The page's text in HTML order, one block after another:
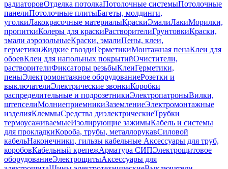
радиаторовОтделка потолкаПотолочные системыПотолочные
панелиПотолочные плитыБагеты, молдинги,
уголкиЛакокрасочные материалыКраскиЭмалиЛакиМорилки,
пропиткиКолеры для краскиРастворителиГрунтовкиКраски,
эмали аэрозольныеКраски, эмалиПены, клеи,
герметикиЖидкие гвоздиГерметикиМонтажная пенаКлеи для
обоевКлеи для напольных покрытийОчистители,
растворителиФиксаторы резьбыКлеиГерметики,
пеныЭлектромонтажное оборудованиеРозетки и
выключателиЭлектрические звонкиКоробки
распределительные и подрозетникиЭлектропатроныВилки,
штепселиМолниеприемникиЗаземлениеЭлектромонтажные
изделияКлеммыСредства диэлектрическиеТрубки
термоусаживаемыеИзолирующие зажимыКабель и системы
для прокладкиКороба, трубы, металлорукавСиловой
кабельНаконечники, гильзы кабельные Аксессуары для труб,
коробовКабельный крепежАрматура СИПЭлектрощитовое
оборудованиеЭлектрощитыАксессуары для